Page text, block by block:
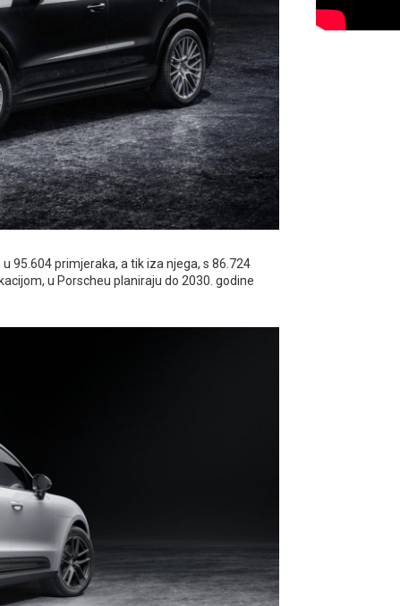
95.604 primjeraka, a tik iza njega, s 86.724
u Porscheu planiraju do 2030. godine